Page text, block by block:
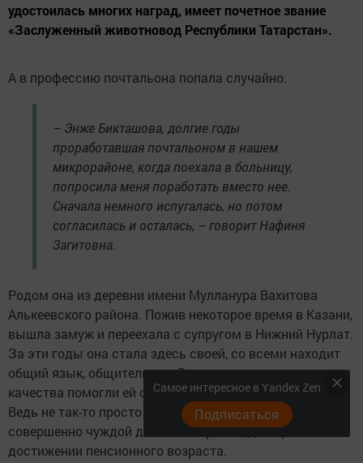
удостоилась многих наград, имеет почетное звание
«Заслуженный животновод Республики Татарстан».
А в профессию почтальона попала случайно.
– Энже Бикташова, долгие годы
проработавшая почтальоном в нашем
микрорайоне, когда поехала в больницу,
попросила меня поработать вместо нее.
Сначала немного испугалась, но потом
согласилась и осталась, – говорит Нафиня
Загитовна.
Родом она из деревни имени Мулланура Вахитова
Алькеевского района. Пожив некоторое время в Казани,
вышла замуж и переехала с супругом в Нижний Нурлат.
За эти годы она стала здесь своей, со всеми находит
общий язык, общительная. Видимо, именно эти
качества помогли ей освоиться и в новой профессии.
Ведь не так-то просто научиться тонкостям дела в
совершенно чуждой для тебя отрасли, да еще и по
достижении пенсионного возраста.
Самое интересное в Yandex Zen
Подписаться